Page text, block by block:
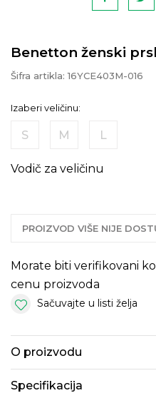
Benetton ženski
Šifra artikla:16YCE403M-016
Izaberi veličinu:
S M L
Vodič za veličinu
PROIZVOD VIŠE NIJE
Morate biti verifikovani
cenu proizvoda
Sačuvajte u listi želja
O proizvodu
Specifikacija